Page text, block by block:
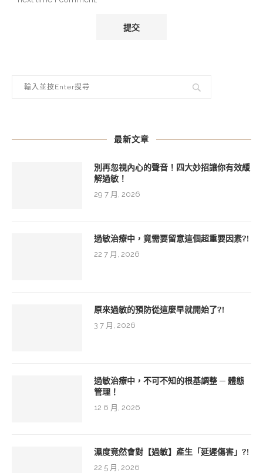
最新文章
別再忽視內心的聲音！四大妙招讓你有效緩
解過敏！
29 7 月, 2026
過敏治療中，竟需要留意這個超重要因素?!
22 7 月, 2026
原來過敏的預防從這麼早就開始了?!
3 7 月, 2026
過敏治療中，不可不知的根基調整 ─ 體態
管理！
12 6 月, 2026
濕度竟然會對【過敏】產生「延遲傷害」?!
22 5 月, 2026